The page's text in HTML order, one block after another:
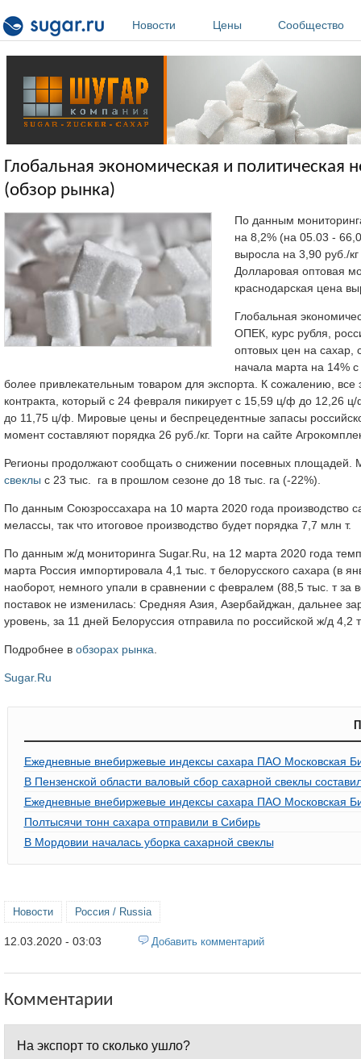
Новости
Цены Сообщество
Глобальная экономическая и политическая
(обзор рынка)
По данным
на 8,2% (на 05.03 -
выросла на 3,90 руб./
Долларовая оптовая
краснодарская цена
Глобальная
ОПЕК, курс рубля,
оптовых цен на сахар,
начала марта на 14%
более привлекательным товаром для экспорта. К сожалению,
контракта, который с 24 февраля пикирует с 15,59 ц/ф до 12,26
до 11,75 ц/ф. Мировые цены и беспрецедентные запасы
момент составляют порядка 26 руб./кг. Торги на сайте
Регионы продолжают сообщать о снижении посевных площадей.
свеклы с 23 тыс. га в прошлом сезоне до 18 тыс. га (-22%).
По данным Союзроссахара на 10 марта 2020 года производство
мелассы, так что итоговое производство будет порядка 7,7 млн т.
По данным ж/д мониторинга Sugar.Ru, на 12 марта 2020 года
марта Россия импортировала 4,1 тыс. т белорусского сахара (в
наоборот, немного упали в сравнении с февралем (88,5 тыс. т за
поставок не изменилась: Средняя Азия, Азербайджан, дальнее
уровень, за 11 дней Белоруссия отправила по российской ж/д 4,2
Подробнее в обзорах рынка
Sugar.Ru
Ежедневные внебиржевые индексы сахара ПАО Московская
В Пензенской области валовый сбор сахарной свеклы
Ежедневные внебиржевые индексы сахара ПАО Московская
Полтысячи тонн сахара отправили в Сибирь
В Мордовии началась уборка сахарной свеклы
Новости Россия / Russia
12.03.2020 - 03:03 Добавить комментарий
Комментарии
На экспорт то сколько ушло?